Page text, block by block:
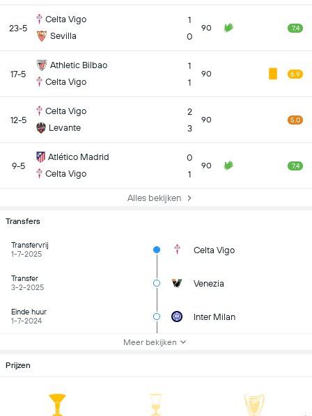
23-5
Celta Vigo
Sevilla
1
0
90 7.4
17-5
Athletic Bilbao
Celta Vigo
1
1
90 6.9
12-5
Celta Vigo
Levante
2
3
90 5.0
9-5
Atlético Madrid
Celta Vigo
0
1
90 7.4
Alles bekijken
Transfers
Transfervrij
1-7-2025
Celta Vigo
Transfer
3-2-2025
Venezia
Einde huur
1-7-2024
Inter Milan
Meer bekijken
Prijzen